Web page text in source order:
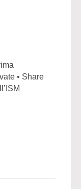
• Share